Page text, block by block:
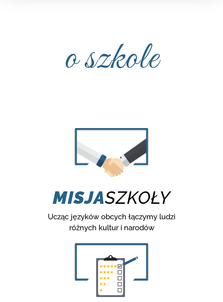
o szkole
MISJASZKOŁY
Ucząc języków obcych łączymy ludzi
różnych kultur i narodów